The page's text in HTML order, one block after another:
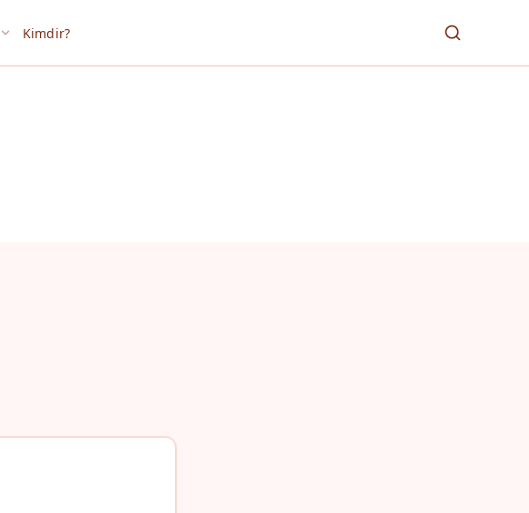
Kimdir?